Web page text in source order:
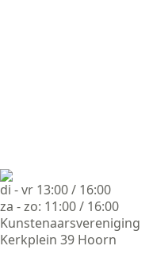
di - vr 13:00 / 16:00
za - zo: 11:00 / 16:00
Kunstenaarsvereniging
Kerkplein 39 Hoorn